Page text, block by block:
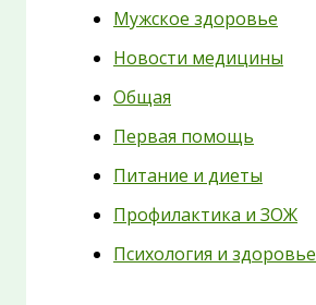
Мужское здоровье
Новости медицины
Общая
Первая помощь
Питание и диеты
Профилактика и ЗОЖ
Психология и здоровье